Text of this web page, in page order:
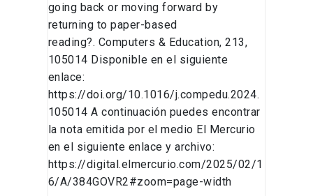
going back or moving forward by
returning to paper-based
reading?. Computers & Education, 213,
105014 Disponible en el siguiente
enlace:
https://doi.org/10.1016/j.compedu.2024.
105014 A continuación puedes encontrar
la nota emitida por el medio El Mercurio
en el siguiente enlace y archivo:
https://digital.elmercurio.com/2025/02/1
6/A/384GOVR2#zoom=page-width